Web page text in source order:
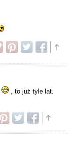
, to już tyle lat.